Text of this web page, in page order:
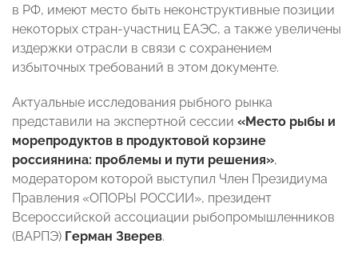
в РФ, имеют место быть неконструктивные позиции
некоторых стран-участниц ЕАЭС, а также увеличены
издержки отрасли в связи с сохранением
избыточных требований в этом документе.
Актуальные исследования рыбного рынка
представили на экспертной сессии «Место рыбы и
морепродуктов в продуктовой корзине
россиянина: проблемы и пути решения»,
модератором которой выступил Член Президиума
Правления «ОПОРЫ РОССИИ», президент
Всероссийской ассоциации рыбопромышленников
(ВАРПЭ) Герман Зверев.